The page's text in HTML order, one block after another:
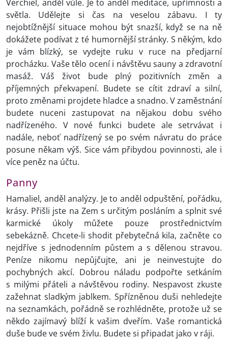
Verchiel, anděl vůle. Je to anděl meditace, upřímnosti a
světla. Udělejte si čas na veselou zábavu. I ty
nejobtížnější situace mohou být snazší, když se na ně
dokážete podívat z té humornější stránky. S někým, kdo
je vám blízký, se vydejte ruku v ruce na předjarní
procházku. Vaše tělo ocení i návštěvu sauny a zdravotní
masáž. Váš život bude plný pozitivních změn a
příjemných překvapení. Budete se cítit zdraví a silní,
proto změnami projdete hladce a snadno. V zaměstnání
budete nuceni zastupovat na nějakou dobu svého
nadřízeného. V nové funkci budete ale setrvávat i
nadále, neboť nadřízený se po svém návratu do práce
posune někam výš. Sice vám přibydou povinnosti, ale i
více peněz na účtu.
Panny
Hamaliel, anděl analýzy. Je to anděl odpuštění, pořádku,
krásy. Přišli jste na Zem s určitým posláním a splnit své
karmické úkoly můžete pouze prostřednictvím
sebekázně. Chcete-li shodit přebytečná kila, začněte co
nejdříve s jednodenním půstem a s dělenou stravou.
Peníze nikomu nepůjčujte, ani je neinvestujte do
pochybných akcí. Dobrou náladu podpořte setkáním
s milými přáteli a návštěvou rodiny. Nespavost zkuste
zažehnat sladkým jablkem. Spřízněnou duši nehledejte
na seznamkách, pořádně se rozhlédněte, protože už se
někdo zajímavý blíží k vašim dveřím. Vaše romantická
duše bude ve svém živlu. Budete si připadat jako v ráji.